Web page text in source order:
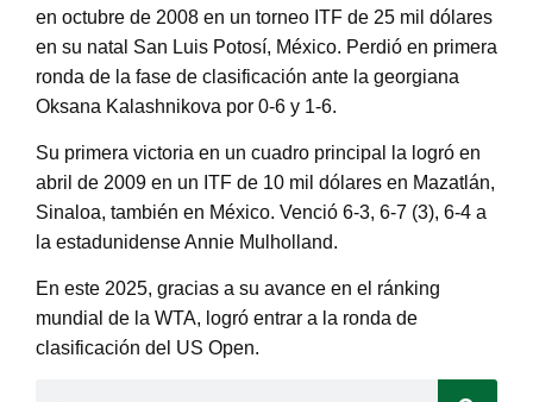
en octubre de 2008 en un torneo ITF de 25 mil dólares
en su natal San Luis Potosí, México. Perdió en primera
ronda de la fase de clasificación ante la georgiana
Oksana Kalashnikova por 0-6 y 1-6.
Su primera victoria en un cuadro principal la logró en
abril de 2009 en un ITF de 10 mil dólares en Mazatlán,
Sinaloa, también en México. Venció 6-3, 6-7 (3), 6-4 a
la estadunidense Annie Mulholland.
En este 2025, gracias a su avance en el ránking
mundial de la WTA, logró entrar a la ronda de
clasificación del US Open.